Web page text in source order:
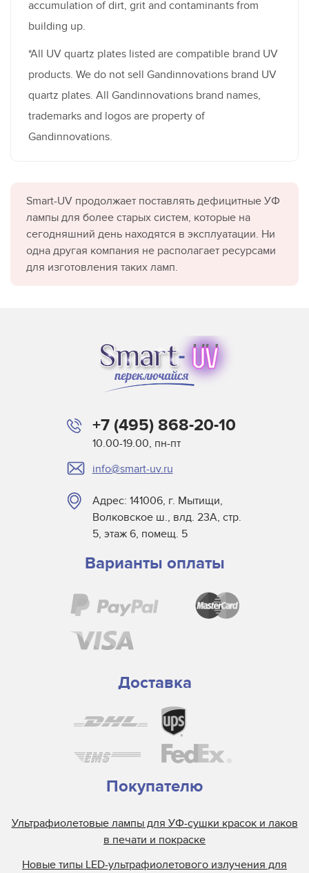
accumulation of dirt, grit and contaminants from
building up.
*All UV quartz plates listed are compatible brand UV
products. We do not sell Gandinnovations brand UV
quartz plates. All Gandinnovations brand names,
trademarks and logos are property of
Gandinnovations.
Smart-UV продолжает поставлять дефицитные УФ
лампы для более старых систем, которые на
сегодняшний день находятся в эксплуатации. Ни
одна другая компания не располагает ресурсами
для изготовления таких ламп.
+7 (495) 868-20-10
10.00-19.00, пн-пт
info@smart-uv.ru
Адрес: 141006, г. Мытищи,
Волковское ш., влд. 23А, стр.
5, этаж 6, помещ. 5
Варианты оплаты
Доставка
Покупателю
Ультрафиолетовые лампы для УФ-сушки красок и лаков
в печати и покраске
Новые типы LED-ультрафиолетового излучения для